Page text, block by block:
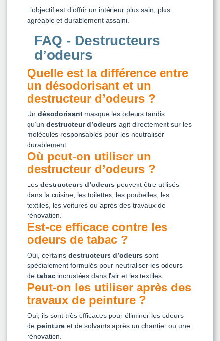
L’objectif est d’offrir un intérieur plus sain, plus
agréable et durablement assaini.
FAQ - Destructeurs
d’odeurs
Quelle est la différence entre
un désodorisant et un
destructeur d’odeurs ?
Un désodorisant masque les odeurs tandis
qu’un destructeur d’odeurs agit directement sur les
molécules responsables pour les neutraliser
durablement.
Où peut-on utiliser un
destructeur d’odeurs ?
Les destructeurs d’odeurs peuvent être utilisés
dans la cuisine, les toilettes, les poubelles, les
textiles, les voitures ou après des travaux de
rénovation.
Est-ce efficace contre les
odeurs de tabac ?
Oui, certains destructeurs d’odeurs sont
spécialement formulés pour neutraliser les odeurs
de tabac incrustées dans l’air et les textiles.
Peut-on les utiliser après des
travaux de peinture ?
Oui, ils sont très efficaces pour éliminer les odeurs
de peinture et de solvants après un chantier ou une
rénovation.